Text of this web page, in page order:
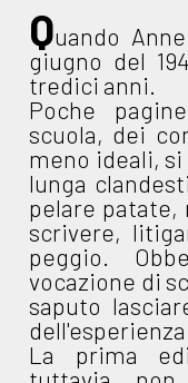
Quando
giugno del
tredici anni.
Poche
scuola, dei
meno ideali,
lunga
pelare patate,
scrivere,
peggio.
vocazione di
saputo
La prima